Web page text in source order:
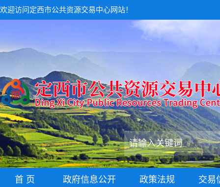
欢迎访问定西市公共资源交易中心网站！
首 页 政府信息公开 政策法规 交易